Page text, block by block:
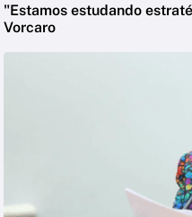
"Estamos estudando
Vorcaro